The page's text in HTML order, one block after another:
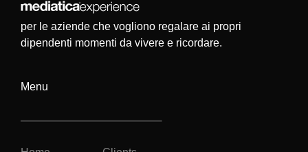
per le aziende che vogliono regalare ai propri
dipendenti momenti da vivere e ricordare.
Menu